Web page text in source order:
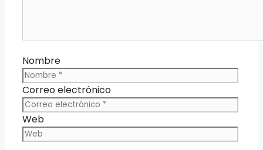
Nombre
Correo electrónico
Web